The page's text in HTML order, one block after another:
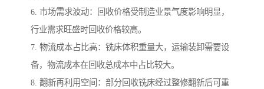
6. 市场需求波动：回收价格受制造业景气度影响明显，
行业需求旺盛时回收价格较高。
7. 物流成本占比高：铣床体积重量大，运输装卸需要设
备，物流成本在回收总成本中占比较大。
8. 翻新再利用空间：部分回收铣床经过整修翻新后可重